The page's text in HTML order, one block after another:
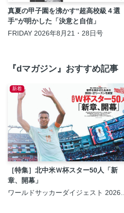
真夏の甲子園を沸かす“超高校級４選
手”が明かした「決意と自信」
FRIDAY 2026年8月21・28日号
『dマガジン』おすすめ記事
新着
［特集］北中米Ｗ杯スター50人「新
章、開幕」
ワールドサッカーダイジェスト 2026年